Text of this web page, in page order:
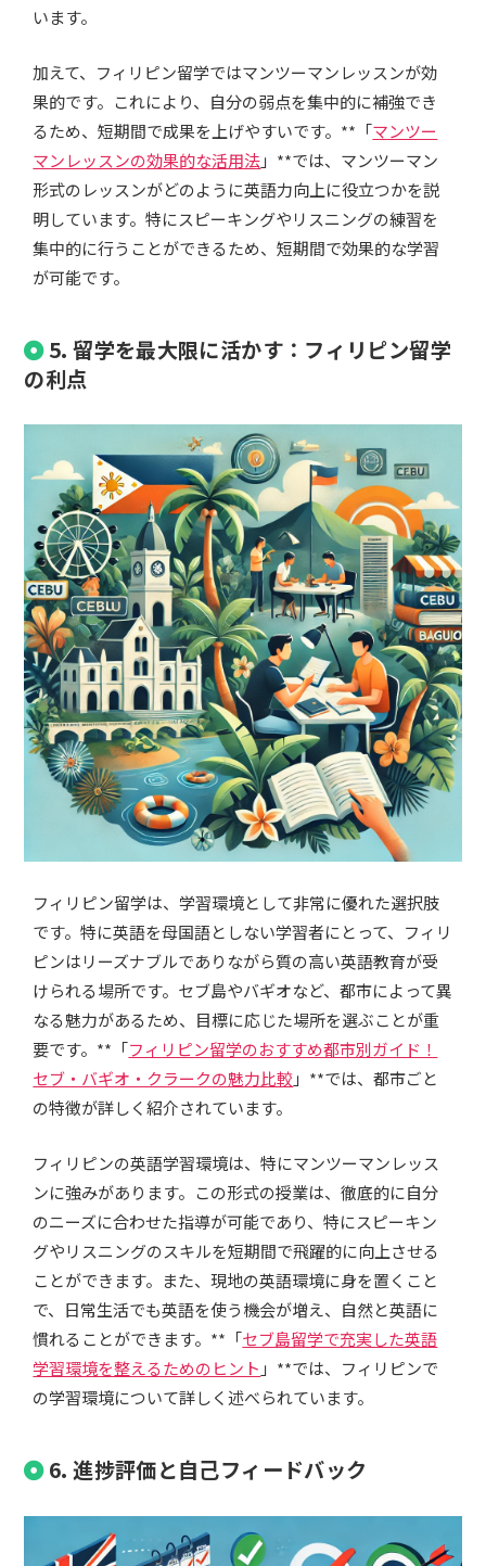
います。
加えて、フィリピン留学ではマンツーマンレッスンが効
果的です。これにより、自分の弱点を集中的に補強でき
るため、短期間で成果を上げやすいです。**「マンツー
マンレッスンの効果的な活用法」**では、マンツーマン
形式のレッスンがどのように英語力向上に役立つかを説
明しています。特にスピーキングやリスニングの練習を
集中的に行うことができるため、短期間で効果的な学習
が可能です。
5. 留学を最大限に活かす：フィリピン留学
の利点
フィリピン留学は、学習環境として非常に優れた選択肢
です。特に英語を母国語としない学習者にとって、フィリ
ピンはリーズナブルでありながら質の高い英語教育が受
けられる場所です。セブ島やバギオなど、都市によって異
なる魅力があるため、目標に応じた場所を選ぶことが重
要です。**「フィリピン留学のおすすめ都市別ガイド！
セブ・バギオ・クラークの魅力比較」**では、都市ごと
の特徴が詳しく紹介されています。
フィリピンの英語学習環境は、特にマンツーマンレッス
ンに強みがあります。この形式の授業は、徹底的に自分
のニーズに合わせた指導が可能であり、特にスピーキン
グやリスニングのスキルを短期間で飛躍的に向上させる
ことができます。また、現地の英語環境に身を置くこと
で、日常生活でも英語を使う機会が増え、自然と英語に
慣れることができます。**「セブ島留学で充実した英語
学習環境を整えるためのヒント 」**では、フィリピンで
の学習環境について詳しく述べられています。
6. 進捗評価と自己フィードバック